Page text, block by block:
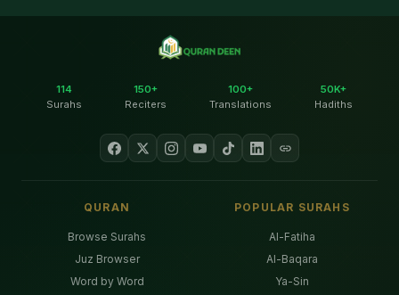
114
Surahs
150+
Reciters
100+
Translations
50K+
Hadiths
QURAN
Browse Surahs
Juz Browser
Word by Word
POPULAR SURAHS
Al-Fatiha
Al-Baqara
Ya-Sin